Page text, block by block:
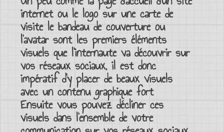
internetou le logo sur une carte de
visite lebandeau de couvertureou
l’avatarsont les premiers éléments
visuels que l’internaute va découvrir sur
vosréseaux sociaux, il est donc
impératif d’y placer de beaux visuels
avec uncontenu graphiquefort
Ensuite vous pouvezdécliner ces
visuels dans l’ensemble devotre